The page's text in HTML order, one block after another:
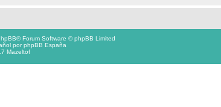
® Forum Software © phpBB Limited
porphpBB España
Mazeltof